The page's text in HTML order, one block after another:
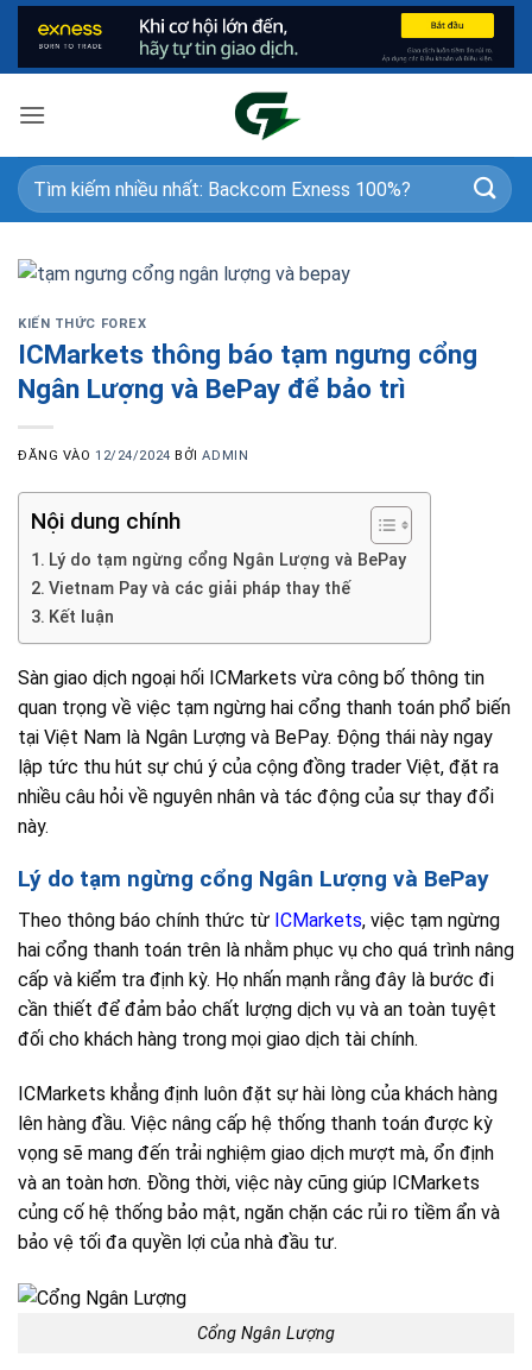
Bỏ
nội
dung
KIẾN THỨC FOREX
ICMarkets thông báo tạm ngưng cổng
Ngân Lượng và BePay để bảo trì
ĐĂNG VÀO12/24/2024 BỞIADMIN
Nội dung chính
Lý do tạm ngừng cổng Ngân Lượng và BePay
Vietnam Pay và các giải pháp thay thế
Kết luận
Sàn giao dịch ngoại hối ICMarkets vừa công bố thông tin
quan trọng về việc tạm ngừng hai cổng thanh toán phổ biến
tại Việt Nam là Ngân Lượng và BePay. Động thái này ngay
lập tức thu hút sự chú ý của cộng đồng trader Việt, đặt ra
nhiều câu hỏi về nguyên nhân và tác động của sự thay đổi
này.
Lý do tạm ngừng cổng Ngân Lượng và BePay
Theo thông báo chính thức từ ICMarkets, việc tạm ngừng
hai cổng thanh toán trên là nhằm phục vụ cho quá trình nâng
cấp và kiểm tra định kỳ. Họ nhấn mạnh rằng đây là bước đi
cần thiết để đảm bảo chất lượng dịch vụ và an toàn tuyệt
đối cho khách hàng trong mọi giao dịch tài chính.
ICMarkets khẳng định luôn đặt sự hài lòng của khách hàng
lên hàng đầu. Việc nâng cấp hệ thống thanh toán được kỳ
vọng sẽ mang đến trải nghiệm giao dịch mượt mà, ổn định
và an toàn hơn. Đồng thời, việc này cũng giúp ICMarkets
củng cố hệ thống bảo mật, ngăn chặn các rủi ro tiềm ẩn và
bảo vệ tối đa quyền lợi của nhà đầu tư.
Cổng Ngân Lượng